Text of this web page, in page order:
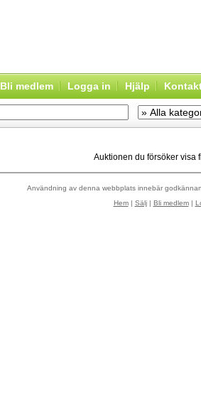
Bli medlem Logga in Hjälp
Auktionen du försöker visa
Användning av denna webbplats innebär
Hem| Sälj| Bli medlem|